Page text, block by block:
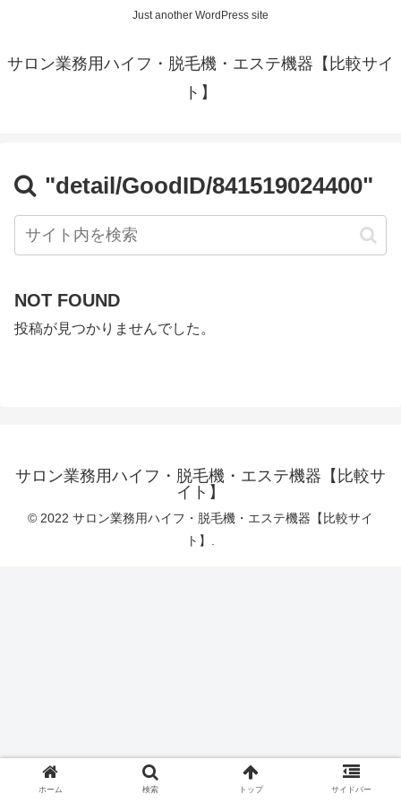
Just another WordPress site
サロン業務用ハイフ・脱毛機・エステ機器【比較サイ
ト】
"detail/GoodID/841519024400"
NOT FOUND
投稿が見つかりませんでした。
サロン業務用ハイフ・脱毛機・エステ機器【比較サ
イト】
© 2022 サロン業務用ハイフ・脱毛機・エステ機器【比較サイ
ト】.
ホーム 検索 トップ サイドバー